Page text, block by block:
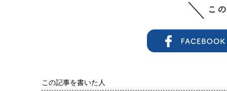
この記事を書いた人